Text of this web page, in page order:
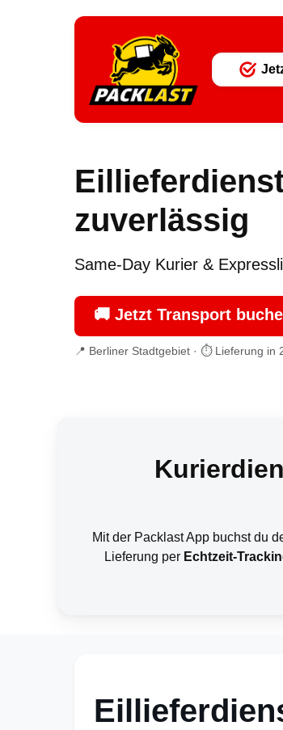
zuverlässig
Same-Day Kurier &
🚚 Jetzt Transport
📍 Berliner Stadtgebiet · ⏱ Lieferung in
Mit der Packlast App buchst du
Lieferung per Echtzeit-